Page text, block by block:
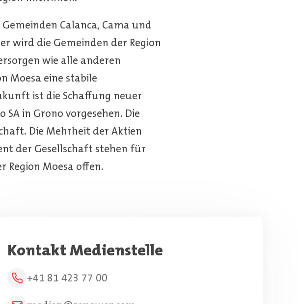
Calanca, Cama und
wird die Gemeinden der Region
wie alle anderen
Moesa eine stabile
ist die Schaffung neuer
in Grono vorgesehen. Die
Die Mehrheit der Aktien
der Gesellschaft stehen für
Region Moesa offen.
Kontakt Medienstelle
+41 81 423 77 00